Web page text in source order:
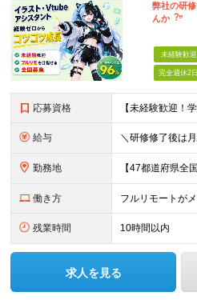
弊社の研
んか︖”
未経験歓迎
完全週休2日
応募資格
給与
勤務地
働き方 フルリモートが
残業時間 10時間以内
求人を見る